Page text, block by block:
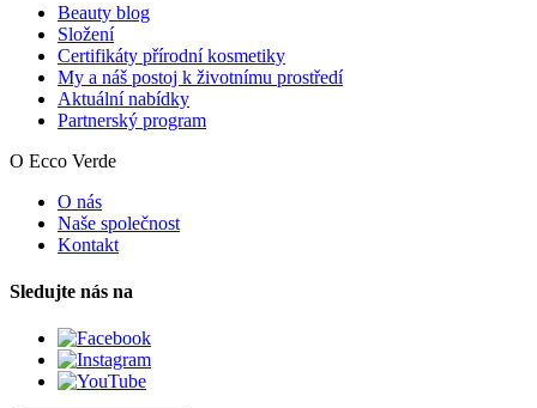
Beauty blog
Složení
Certifikáty přírodní kosmetiky
My a náš postoj k životnímu prostředí
Aktuální nabídky
Partnerský program
O Ecco Verde
O nás
Naše společnost
Kontakt
Sledujte nás na